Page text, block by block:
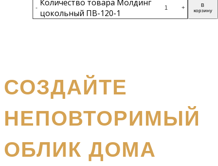
- Количество товара Молдинг
цокольный ПВ-120-1
+
В
корзину
СОЗДАЙТЕ
НЕПОВТОРИМЫЙ
ОБЛИК ДОМА